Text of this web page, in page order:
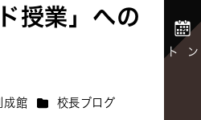
授業」への
成館 カテゴリー
校長ブログ